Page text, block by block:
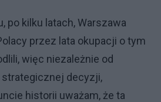
po kilku latach, Warszawa
przez lata okupacji o tym
więc niezależnie od
decyzji,
historii uważam, że ta